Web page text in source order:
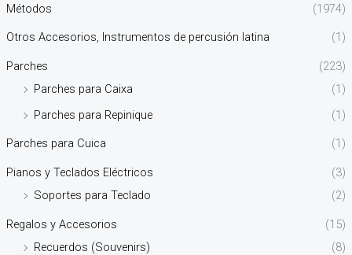
Métodos (1974)
Otros Accesorios, Instrumentos de percusión latina (1)
Parches
(223)
Parches para Caixa
(1)
Parches para Repinique
(1)
Parches para Cuica (1)
Pianos y Teclados Eléctricos
(3)
Soportes para Teclado
(2)
Regalos y Accesorios
(15)
Recuerdos (Souvenirs)
(8)